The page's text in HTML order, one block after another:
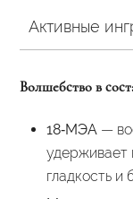
Активные
Волшебство в
18‑МЭА—
удерживает
гладкость и